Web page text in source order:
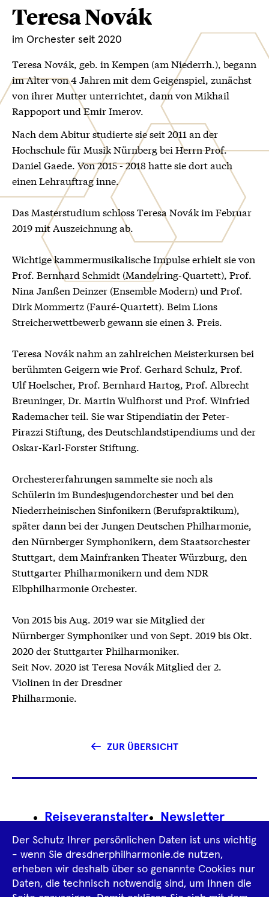
Teresa Novák
im Orchester seit 2020
Teresa Novák, geb. in Kempen (am Niederrh.), begann
im Alter von 4 Jahren mit dem Geigenspiel, zunächst
von ihrer Mutter unterrichtet, dann von Mikhail
Rappoport und Emir Imerov.
Nach dem Abitur studierte sie seit 2011 an der
Hochschule für Musik Nürnberg bei Herrn Prof.
Daniel Gaede. Von 2015 - 2018 hatte sie dort auch
einen Lehrauftrag inne.
Das Masterstudium schloss Teresa Novák im Februar
2019 mit Auszeichnung ab.
Wichtige kammermusikalische Impulse erhielt sie von
Prof. Bernhard Schmidt (Mandelring-Quartett), Prof.
Nina Janßen Deinzer (Ensemble Modern) und Prof.
Dirk Mommertz (Fauré-Quartett). Beim Lions
Streicherwettbewerb gewann sie einen 3. Preis.
Teresa Novák nahm an zahlreichen Meisterkursen bei
berühmten Geigern wie Prof. Gerhard Schulz, Prof.
Ulf Hoelscher, Prof. Bernhard Hartog, Prof. Albrecht
Breuninger, Dr. Martin Wulfhorst und Prof. Winfried
Rademacher teil. Sie war Stipendiatin der Peter-
Pirazzi Stiftung, des Deutschlandstipendiums und der
Oskar-Karl-Forster Stiftung.
Orchestererfahrungen sammelte sie noch als
Schülerin im Bundesjugendorchester und bei den
Niederrheinischen Sinfonikern (Berufspraktikum),
später dann bei der Jungen Deutschen Philharmonie,
den Nürnberger Symphonikern, dem Staatsorchester
Stuttgart, dem Mainfranken Theater Würzburg, den
Stuttgarter Philharmonikern und dem NDR
Elbphilharmonie Orchester.
Von 2015 bis Aug. 2019 war sie Mitglied der
Nürnberger Symphoniker und von Sept. 2019 bis Okt.
2020 der Stuttgarter Philharmoniker.
Seit Nov. 2020 ist Teresa Novák Mitglied der 2.
Violinen in der Dresdner
Philharmonie.
ZUR ÜBERSICHT
Footer
Reiseveranstalter Newsletter
Impressum
Datenschutz­information AGB
Der Schutz Ihrer persönlichen Daten ist uns wichtig
- wenn Sie dresdnerphilharmonie.de nutzen,
erheben wir deshalb über so genannte Cookies nur
Daten, die technisch notwendig sind, um Ihnen die